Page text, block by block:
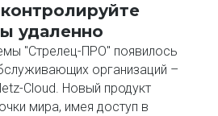
удаленно
"Стрелец-ПРО" появилось
организаций –
Cloud. Новый продукт
мира, имея доступ в